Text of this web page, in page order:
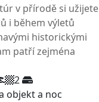
v přírodě si užijete
i během výletů
historickými
patří zejména
2
objekt a noc